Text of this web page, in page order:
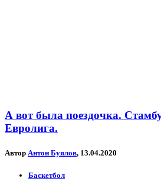
А вот была поездочка.
Евролига.
Автор Антон Буялов, 13.04.2020
Баскетбол